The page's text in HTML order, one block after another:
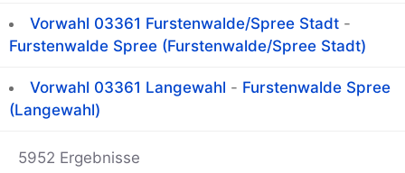
Vorwahl 03361 Furstenwalde/Spree Stadt -
Furstenwalde Spree (Furstenwalde/Spree Stadt)
Vorwahl 03361 Langewahl - Furstenwalde Spree
(Langewahl)
5952 Ergebnisse